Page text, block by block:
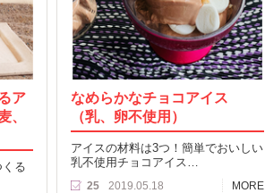
ア
、
る
なめらかなチョコアイス
（乳、卵不使用）
アイスの材料は3つ！簡単でおいしい
乳不使用チョコアイス…
25 2019.05.18 MORE